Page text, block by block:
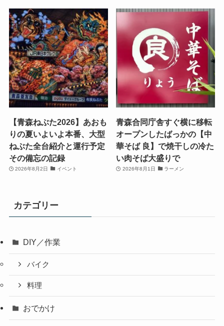
【青森ねぶた2026】あおも
りの夏いよいよ本番、大型
ねぶた全台紹介と運行予定
その備忘の記録
2026年8月2日 イベント
青森合同庁舎すぐ横に移転
オープンしたばっかの【中
華そば 良】で焼干しの冷た
い肉そば大盛りで
2026年8月1日 ラーメン
カテゴリー
DIY／作業
バイク
料理
おでかけ